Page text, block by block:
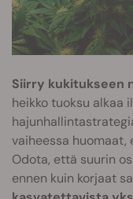
Siirry kukitukseen
heikko tuoksu alkaa
vaiheessa
Odota, että suurin
ennen kuin korjaat